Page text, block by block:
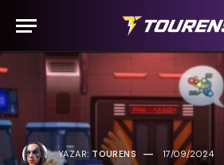
YAZAR: TOURENS 17/09/2024